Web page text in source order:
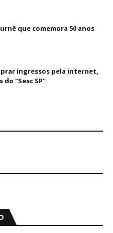
que comemora 50 anos
ingressos pela internet,
"Sesc SP"